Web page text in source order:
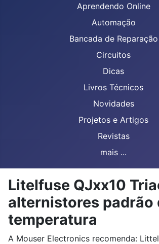
Aprendendo Online
Automação
Bancada de Reparação
Circuitos
Dicas
Livros Técnicos
Novidades
Projetos e Artigos
Revistas
mais ...
Litelfuse QJxx10
alternistores padrão
temperatura
A Mouser Electronics recomenda: